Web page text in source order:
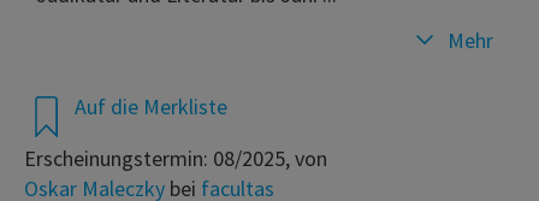
Auf die Merkliste
Erscheinungstermin: 08/2025, von
Oskar Maleczky bei facultas
Mehr